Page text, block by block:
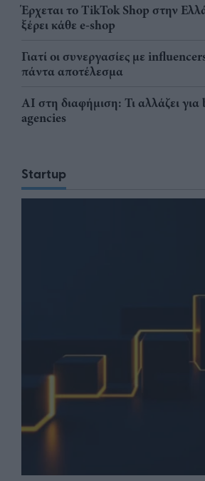
Έρχεται το TikTok Shop στην
ξέρει κάθε e-shop
Γιατί οι συνεργασίες με
πάντα αποτέλεσμα
AI στη διαφήμιση: Τι αλλάζει για
agencies
Startup